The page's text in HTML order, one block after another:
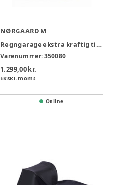
NØRGAARD M
Regngarage ekstra kraftig til barnevogn/ krybbe
Varenummer:350080
1.299,00 kr.
Ekskl. moms
Online